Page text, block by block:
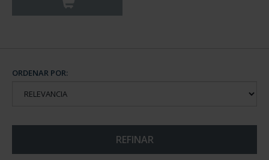
ORDENAR POR:
REFINAR